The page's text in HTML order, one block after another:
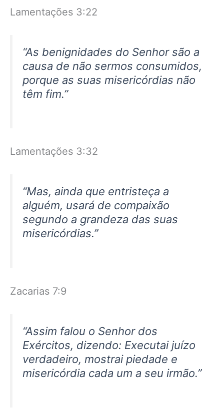
Lamentações 3:22
“As benignidades do Senhor são a
causa de não sermos consumidos,
porque as suas misericórdias não
têm fim.”
Lamentações 3:32
“Mas, ainda que entristeça a
alguém, usará de compaixão
segundo a grandeza das suas
misericórdias.”
Zacarias 7:9
“Assim falou o Senhor dos
Exércitos, dizendo: Executai juízo
verdadeiro, mostrai piedade e
misericórdia cada um a seu irmão.”